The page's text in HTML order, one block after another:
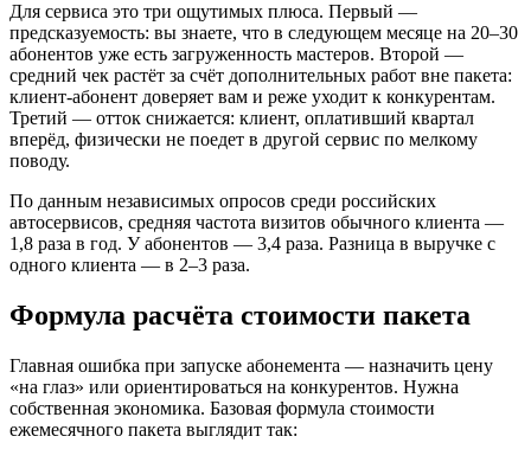
Для сервиса это три ощутимых плюса. Первый —
предсказуемость: вы знаете, что в следующем месяце на 20–30
абонентов уже есть загруженность мастеров. Второй —
средний чек растёт за счёт дополнительных работ вне пакета:
клиент-абонент доверяет вам и реже уходит к конкурентам.
Третий — отток снижается: клиент, оплативший квартал
вперёд, физически не поедет в другой сервис по мелкому
поводу.
По данным независимых опросов среди российских
автосервисов, средняя частота визитов обычного клиента —
1,8 раза в год. У абонентов — 3,4 раза. Разница в выручке с
одного клиента — в 2–3 раза.
Формула расчёта стоимости пакета
Главная ошибка при запуске абонемента — назначить цену
«на глаз» или ориентироваться на конкурентов. Нужна
собственная экономика. Базовая формула стоимости
ежемесячного пакета выглядит так: